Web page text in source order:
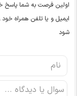
اولین فرصت به شما پاسخ
ایمیل و یا تلفن همراه
شود